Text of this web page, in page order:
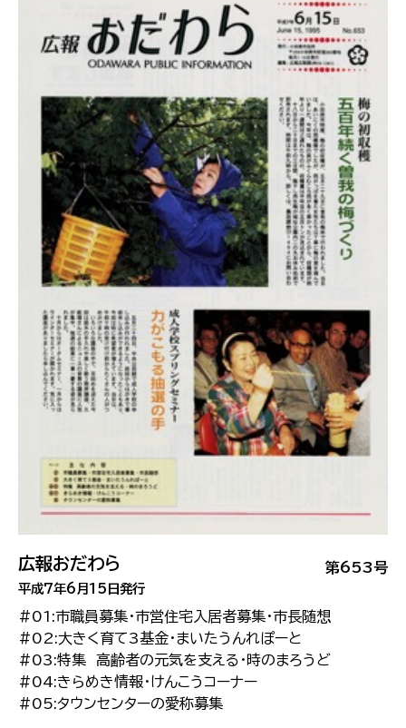
第653号
広報おだわら
平成7年6月15日発行
#01:市職員募集・市営住宅入居者募集・市長随想
#02:大きく育て3基金・まいたうんれぽーと
#03:特集 高齢者の元気を支える・時のまろうど
#04:きらめき情報・けんこうコーナー
#05:タウンセンターの愛称募集